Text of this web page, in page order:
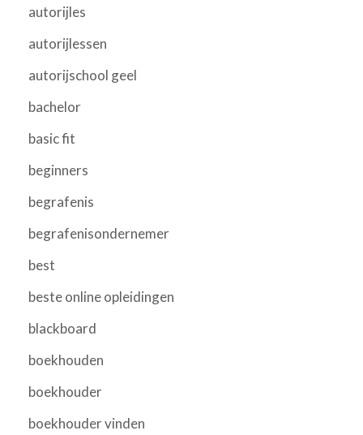
autorijles
autorijlessen
autorijschool geel
bachelor
basic fit
beginners
begrafenis
begrafenisondernemer
best
beste online opleidingen
blackboard
boekhouden
boekhouder
boekhouder vinden